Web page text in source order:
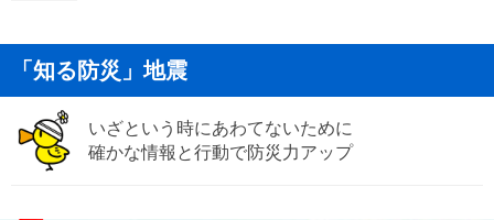
「知る防災」地震
いざという時にあわてないために
確かな情報と行動で防災力アップ